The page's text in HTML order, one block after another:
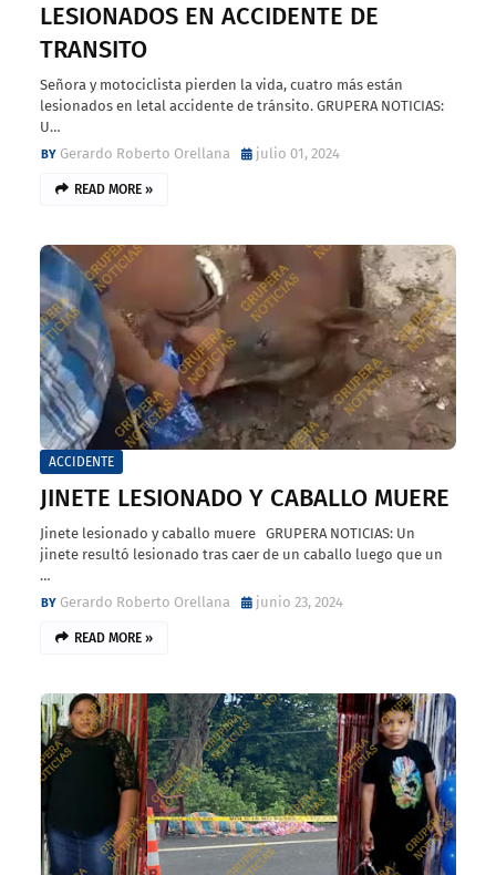
LESIONADOS EN ACCIDENTE DE
TRANSITO
Señora y motociclista pierden la vida, cuatro más están
lesionados en letal accidente de tránsito. GRUPERA NOTICIAS:
U…
Gerardo Roberto Orellana
julio 01, 2024
READ MORE »
ACCIDENTE
JINETE LESIONADO Y CABALLO MUERE
Jinete lesionado y caballo muere GRUPERA NOTICIAS: Un
jinete resultó lesionado tras caer de un caballo luego que un
…
Gerardo Roberto Orellana
junio 23, 2024
READ MORE »